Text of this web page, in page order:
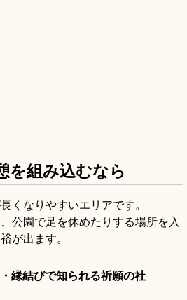
を組み込むなら
くなりやすいエリアです。
公園で足を休めたりする場所を入
が出ます。
縁結びで知られる祈願の社